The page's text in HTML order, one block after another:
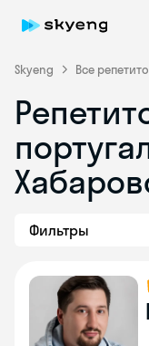
Skyeng Все
ФильтрыSkyeng Chat